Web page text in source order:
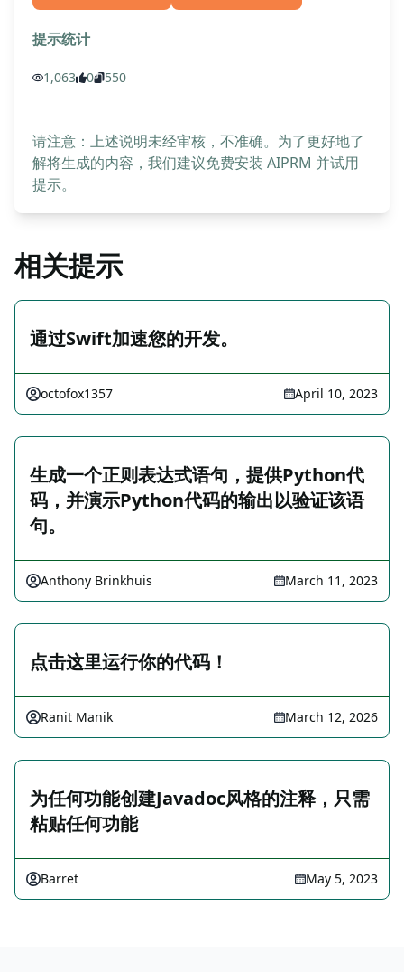
提示统计
1,063 0 550
请注意：上述说明未经审核，不准确。为了更好地了
解将生成的内容，我们建议免费安装 AIPRM 并试用
提示。
相关提示
通过Swift加速您的开发。
octofox1357 April 10, 2023
生成一个正则表达式语句，提供Python代
码，并演示Python代码的输出以验证该语
句。
Anthony Brinkhuis March 11, 2023
点击这里运行你的代码！
Ranit Manik March 12, 2026
为任何功能创建Javadoc风格的注释，只需
粘贴任何功能
Barret May 5, 2023